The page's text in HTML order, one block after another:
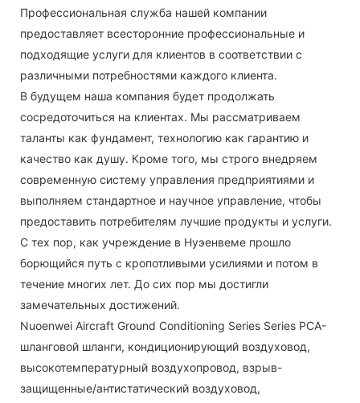
Профессиональная служба нашей компании
предоставляет всесторонние профессиональные и
подходящие услуги для клиентов в соответствии с
различными потребностями каждого клиента.
В будущем наша компания будет продолжать
сосредоточиться на клиентах. Мы рассматриваем
таланты как фундамент, технологию как гарантию и
качество как душу. Кроме того, мы строго внедряем
современную систему управления предприятиями и
выполняем стандартное и научное управление, чтобы
предоставить потребителям лучшие продукты и услуги.
С тех пор, как учреждение в Нуэенвеме прошло
борющийся путь с кропотливыми усилиями и потом в
течение многих лет. До сих пор мы достигли
замечательных достижений.
Nuoenwei Aircraft Ground Conditioning Series Series PCA-
шланговой шланги, кондиционирующий воздуховод,
высокотемпературный воздухопровод, взрыв-
защищенные/антистатический воздуховод,